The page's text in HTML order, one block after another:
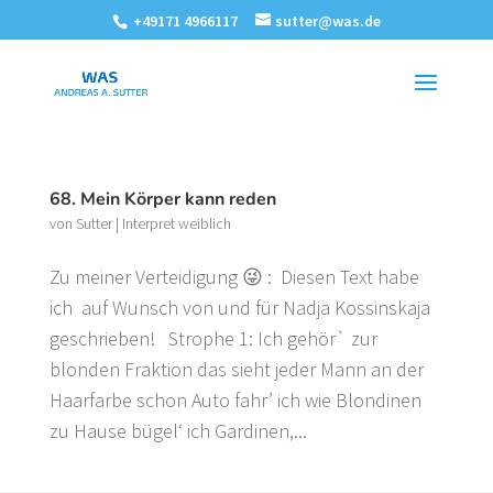
+49171 4966117 sutter@was.de
68. Mein Körper kann reden
von Sutter| Interpret weiblich
Zu meiner Verteidigung 😜 : Diesen Text habe
ich auf Wunsch von und für Nadja Kossinskaja
geschrieben! Strophe 1: Ich gehör` zur
blonden Fraktion das sieht jeder Mann an der
Haarfarbe schon Auto fahr’ ich wie Blondinen
zu Hause bügel‘ ich Gardinen,...